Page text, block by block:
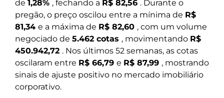
de 1,28% , fechando a R$ 82,56 . Durante o
pregão, o preço oscilou entre a mínima de R$
81,34 e a máxima de R$ 82,60 , com um volume
negociado de 5.462 cotas , movimentando R$
450.942,72 . Nos últimos 52 semanas, as cotas
oscilaram entre R$ 66,79 e R$ 87,99 , mostrando
sinais de ajuste positivo no mercado imobiliário
corporativo.